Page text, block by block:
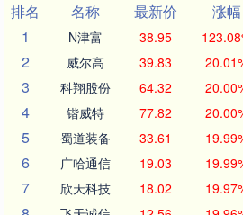
排名
名称 最新价 涨幅
1
N津富 38.95
2 威尔高 39.83
3 科翔股份 64.32
4 锴威特 77.82
5 蜀道装备 33.61
6 广哈通信 19.03
7 欣天科技 18.02